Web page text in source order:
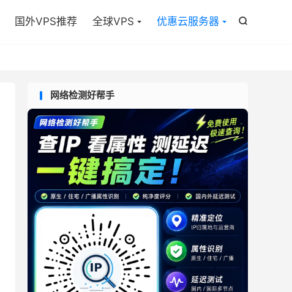

国外VPS推荐 全球VPS 优惠云服务器
网络检测好帮手